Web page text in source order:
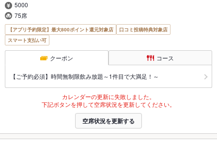
5000
75席
【アプリ予約限定】最大800ポイント還元対象店
口コミ投稿特典対象店
スマート支払い可
クーポン コース
【ご予約必須】時間無制限飲み放題～1件目で大満足！～
カレンダーの更新に失敗しました。
下記ボタンを押して空席状況を更新してください。
空席状況を更新する